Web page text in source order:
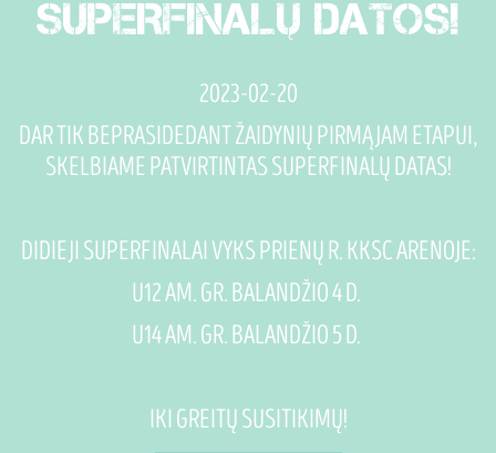
SUPERFINALŲ DATOS!
2023-02-20
DAR TIK BEPRASIDEDANT ŽAIDYNIŲ PIRMĄJAM ETAPUI,
SKELBIAME PATVIRTINTAS SUPERFINALŲ DATAS!
DIDIEJI SUPERFINALAI VYKS PRIENŲ R. KKSC ARENOJE:
U12 AM. GR. BALANDŽIO 4 D.
U14 AM. GR. BALANDŽIO 5 D.
IKI GREITŲ SUSITIKIMŲ!